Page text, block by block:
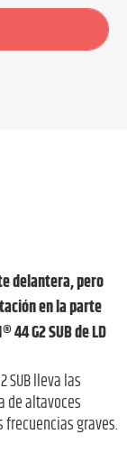
delantera, pero
en la parte
44 G2 SUB de LD
SUB lleva las
de altavoces
graves.